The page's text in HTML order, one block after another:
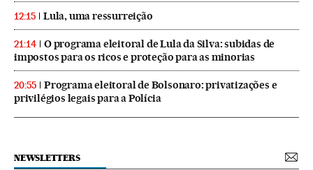
12:15 Lula, uma ressurreição
21:14
O programa eleitoral de Lula da Silva: subidas de
impostos para os ricos e proteção para as minorias
20:55
Programa eleitoral de Bolsonaro: privatizações e
privilégios legais para a Polícia
NEWSLETTERS